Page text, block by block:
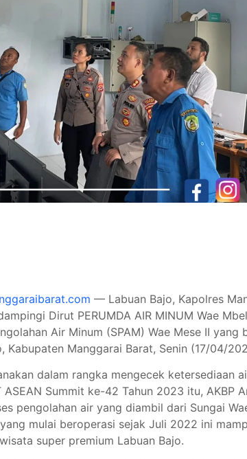
— Labuan Bajo, Kapolres
Dirut PERUMDA AIR MINUM Wae
Air Minum (SPAM) Wae Mese II yang
Kabupaten Manggarai Barat, Senin (17/04/
dalam rangka mengecek ketersediaan
Summit ke-42 Tahun 2023 itu, AKBP
pengolahan air yang diambil dari Sungai
mulai beroperasi sejak Juli 2022 ini
super premium Labuan Bajo.